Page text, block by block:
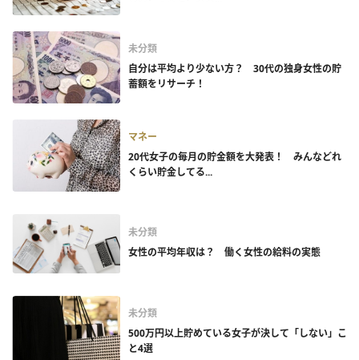
未分類
自分は平均より少ない方？ 30代の独身女性の貯
蓄額をリサーチ！
マネー
20代女子の毎月の貯金額を大発表！ みんなどれ
くらい貯金してる...
未分類
女性の平均年収は？ 働く女性の給料の実態
未分類
500万円以上貯めている女子が決して「しない」こ
と4選